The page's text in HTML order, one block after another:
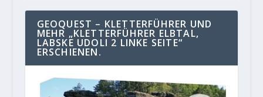
GEOQUEST – KLETTERFÜHRER UND
MEHR „KLETTERFÜHRER ELBTAL,
LABSKE UDOLI 2 LINKE SEITE“
ERSCHIENEN.